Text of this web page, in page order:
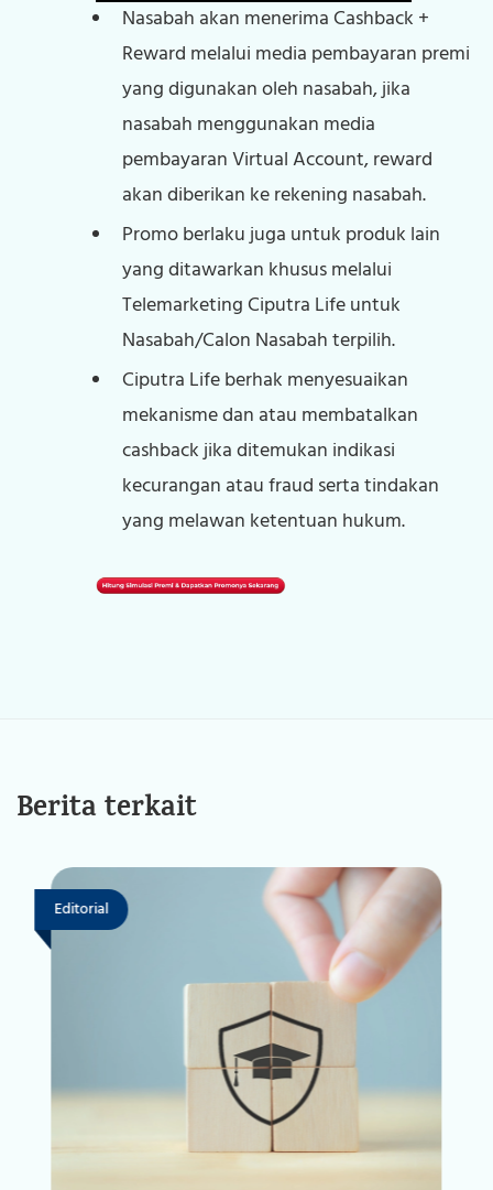
Nasabah akan menerima Cashback +
Reward melalui media pembayaran premi
yang digunakan oleh nasabah, jika
nasabah menggunakan media
pembayaran Virtual Account, reward
akan diberikan ke rekening nasabah.
Promo berlaku juga untuk produk lain
yang ditawarkan khusus melalui
Telemarketing Ciputra Life untuk
Nasabah/Calon Nasabah terpilih.
Ciputra Life berhak menyesuaikan
mekanisme dan atau membatalkan
cashback jika ditemukan indikasi
kecurangan atau fraud serta tindakan
yang melawan ketentuan hukum.
Berita terkait
Editorial